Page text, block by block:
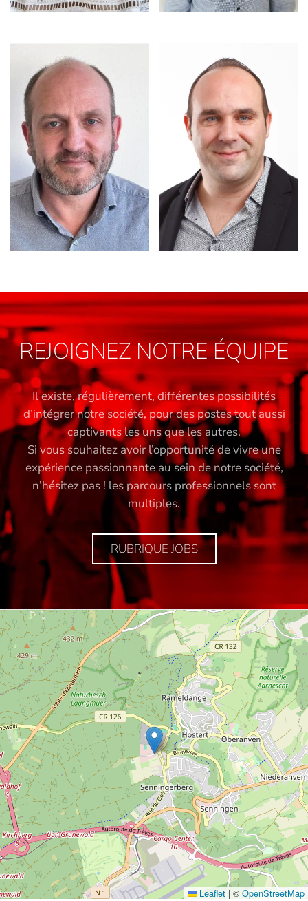
EMAIL EMAIL
REJOIGNEZ NOTRE ÉQUIPE
Il existe, régulièrement, différentes possibilités
d’intégrer notre société, pour des postes tout aussi
captivants les uns que les autres.
Si vous souhaitez avoir l’opportunité de vivre une
expérience passionnante au sein de notre société,
n’hésitez pas ! les parcours professionnels sont
multiples.
RUBRIQUE JOBS
Leaflet | © OpenStreetMap